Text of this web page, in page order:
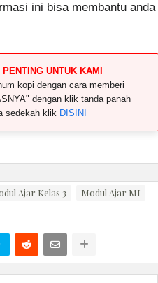
ini bisa membantu anda
UNTUK KAMI
kopi dengan cara memberi
dengan klik tanda panah
sedekah klik DISINI
Ajar Kelas 3
Modul Ajar MI